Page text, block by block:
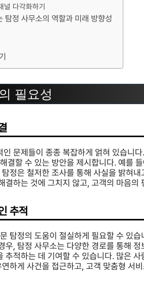
널 다각화하기
탐정 사무소의 역할과 미래 방향성
필요성
문제들이 종종 복잡하게 얽혀 있습니
결할 수 있는 방안을 제시합니다. 예를
정은 철저한 조사를 통해 사실을 밝혀
결하는 것에 그치지 않고, 고객의 마음의
추적
탐정의 도움이 절실하게 필요할 수 있
우, 탐정 사무소는 다양한 경로를 통해
추적하는 데 기여할 수 있습니다. 많은
하게 사건을 접근하고, 고객 맞춤형 서